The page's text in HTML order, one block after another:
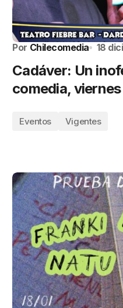
Por Chilecomedia 18
Cadáver: Un
comedia,
Eventos Vigentes